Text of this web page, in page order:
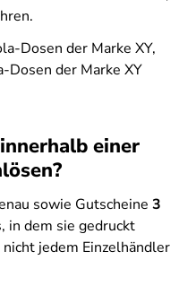
Dosen der Marke XY,
Dosen der Marke XY
einer
sowie Gutscheine 3
in dem sie gedruckt
jedem Einzelhändler